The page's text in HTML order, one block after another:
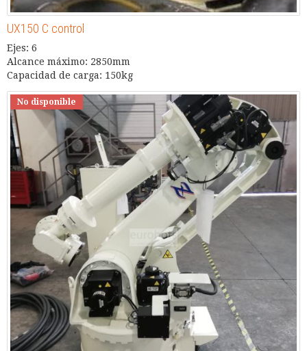
UX150 C control
Ejes: 6
Alcance máximo: 2850mm
Capacidad de carga: 150kg
No disponible